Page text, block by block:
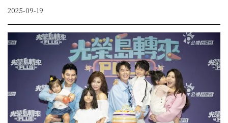
2025-09-19